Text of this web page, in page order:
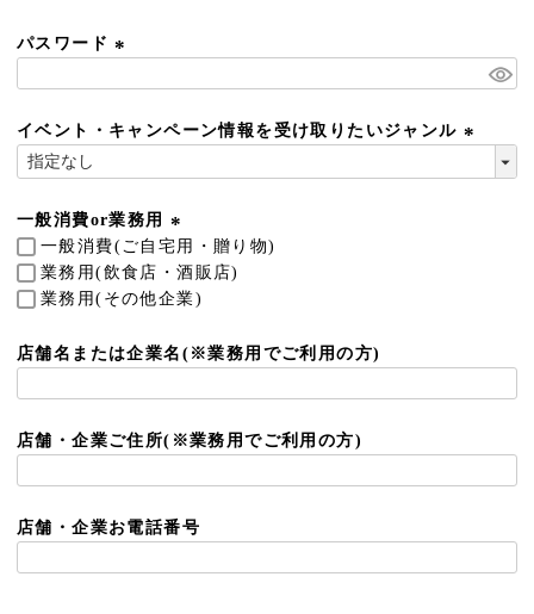
パスワード
須
イベント・キャンペーン情報を受け取りたいジャンル
一般消費or業務用
(
必
須
一般消費(ご自宅用・贈り物)
業務用(飲食店・酒販店)
業務用(その他企業)
店舗名または企業名(※業務用でご利用の方)
店舗・企業ご住所(※業務用でご利用の方)
店舗・企業お電話番号